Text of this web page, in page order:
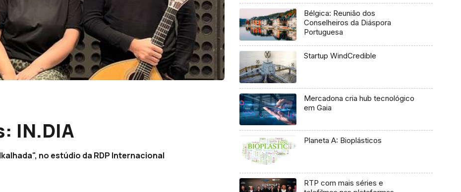
IN.DIA
no estúdio da RDP Internacional
Bélgica: Reunião dos
Conselheiros da Diáspora
Portuguesa
Startup WindCredible
Mercadona cria hub tecnológico
em Gaia
Planeta A: Bioplásticos
RTP com mais séries e